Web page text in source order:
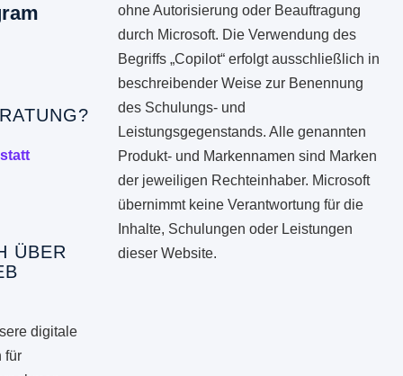
ÜBER
digitale
für
ohne Autorisierung oder Beauftragung
durch Microsoft. Die Verwendung des
Begriffs „Copilot“ erfolgt ausschließlich in
beschreibender Weise zur Benennung
des Schulungs- und
Leistungsgegenstands. Alle genannten
Produkt- und Markennamen sind Marken
der jeweiligen Rechteinhaber. Microsoft
übernimmt keine Verantwortung für die
Inhalte, Schulungen oder Leistungen
dieser Website.